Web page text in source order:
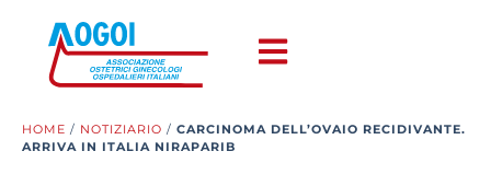
HOME / NOTIZIARIO / CARCINOMA DELL’OVAIO RECIDIVANTE.
ARRIVA IN ITALIA NIRAPARIB